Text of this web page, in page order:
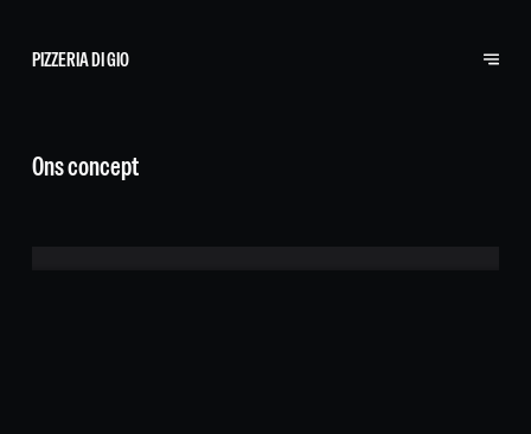
PIZZERIA DI GIO
Ons concept